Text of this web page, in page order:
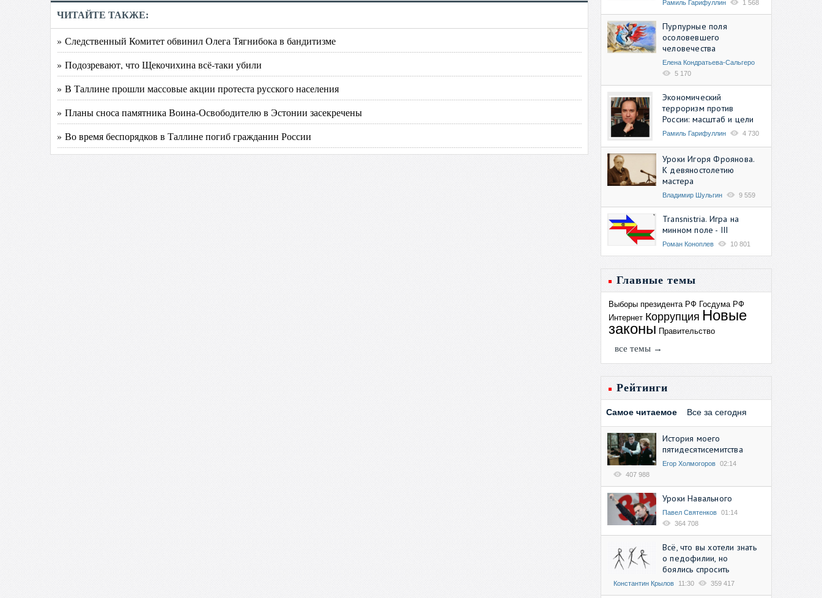
ЧИТАЙТЕ ТАКЖЕ:
» Следственный Комитет обвинил Олега Тягнибока в бандитизме
» Подозревают, что Щекочихина всё-таки убили
» В Таллине прошли массовые акции протеста русского населения
» Планы сноса памятника Воина-Освободителю в Эстонии засекречены
» Во время беспорядков в Таллине погиб гражданин России
Рамиль Гарифуллин 1 568
Пурпурные поля
осоловевшего
человечества
Елена Кондратьева-Сальгеро
5 170
Экономический
терроризм против
России: масштаб и цели
Рамиль Гарифуллин 4 730
Уроки Игоря Фроянова.
К девяностолетию
мастера
Владимир Шульгин 9 559
Transnistria. Игра на
минном поле - III
Роман Коноплев 10 801
Главные темы
Выборы президента РФ Госдума РФ
Интернет Коррупция Новые
законы Правительство
все темы →
Рейтинги
Самое читаемое Все за сегодня
История моего
пятидесятисемитства
Егор Холмогоров 02:14
407 988
Уроки Навального
Павел Святенков 01:14
364 708
Всё, что вы хотели знать
о педофилии, но
боялись спросить
Константин Крылов 11:30 359 417